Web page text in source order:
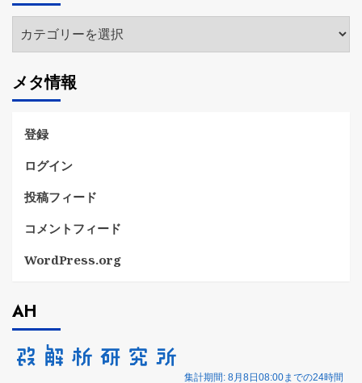
ブ
テ
リ
ー
メタ情報
登録
ログイン
投稿フィード
コメントフィード
WordPress.org
AH